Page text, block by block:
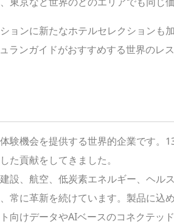
ョンに新たなホテルセレクションも
ンガイドがおすすめする世界のレ
験機会を提供する世界的企業です。
た貢献をしてきました。
設、航空、低炭素エネルギー、ヘル
常に革新を続けています。製品に込
向けデータやAIベースのコネクテッ